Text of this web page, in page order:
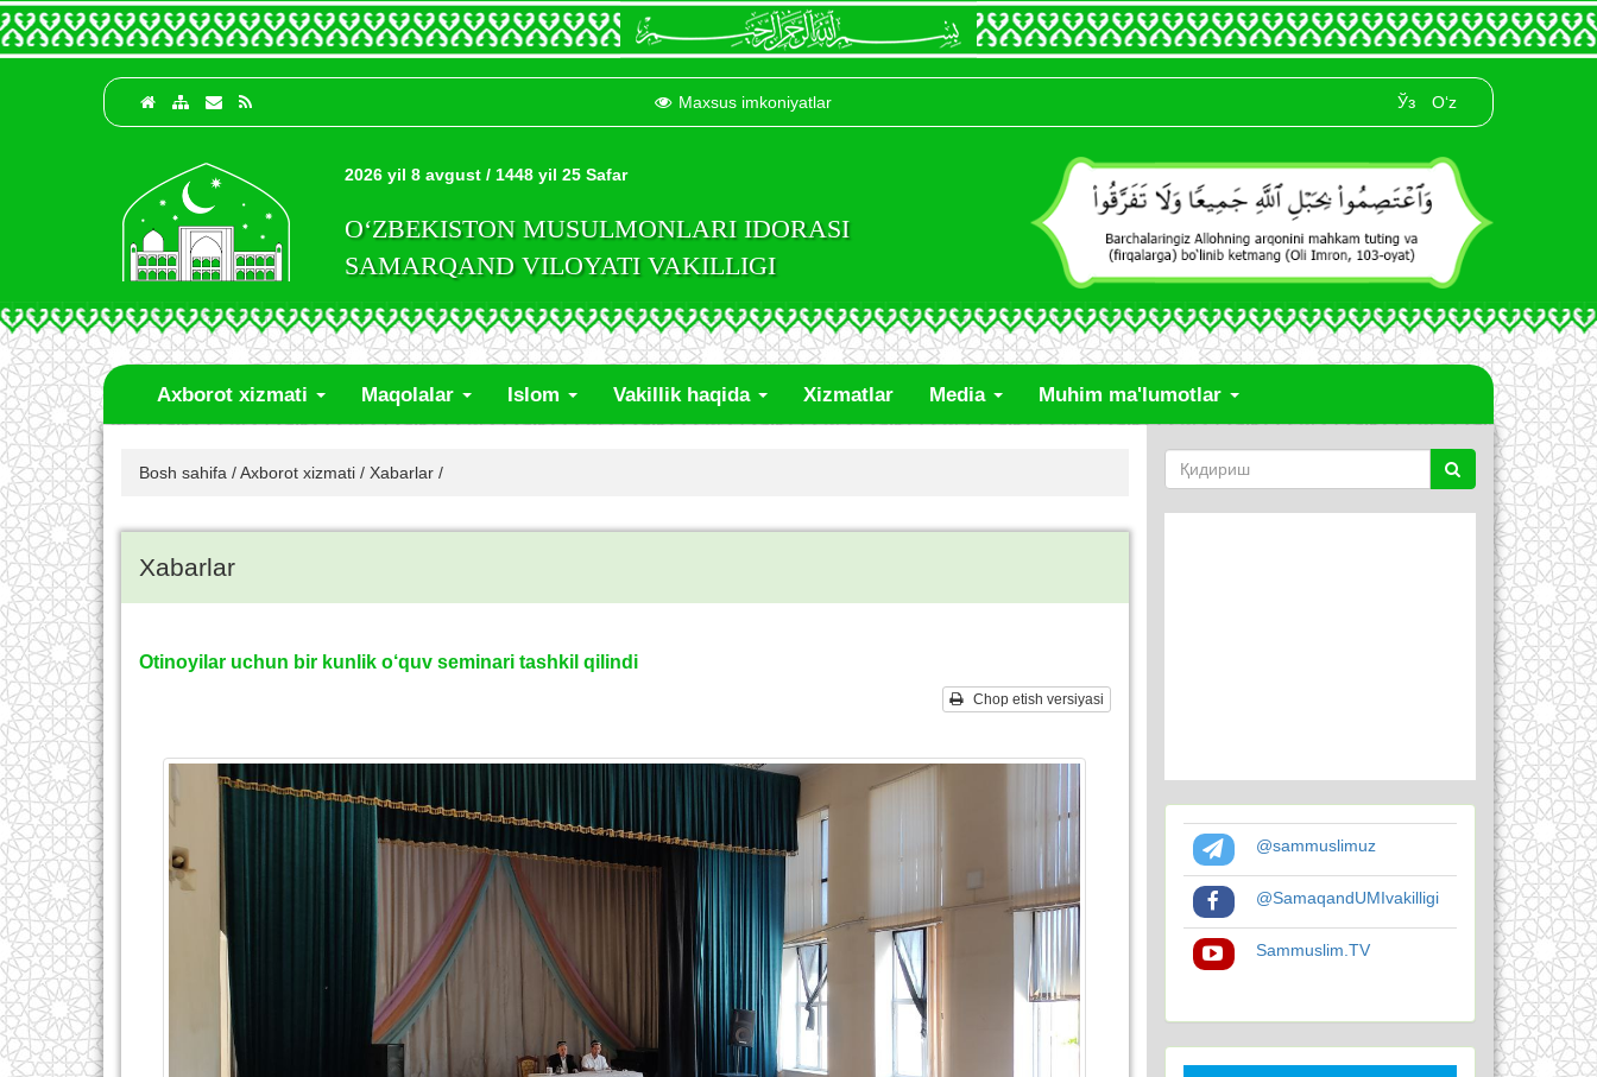
Maxsus imkoniyatlar Ўз O‘z
2026 yil 8 avgust / 1448 yil 25 Safar
O‘ZBEKISTON MUSULMONLARI IDORASI
SAMARQAND VILOYATI VAKILLIGI
Axborot xizmati Maqolalar Islom Vakillik haqida Xizmatlar Media Muhim ma'lumotlar
Bosh sahifa /Axborot xizmati / Xabarlar /
Xabarlar
Otinoyilar uchun bir kunlik o‘quv seminari tashkil qilindi
Chop etish versiyasi
@sammuslimuz
@SamaqandUMIvakilligi
Sammuslim.TV